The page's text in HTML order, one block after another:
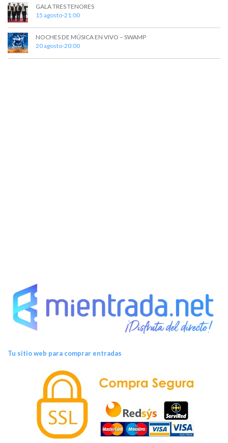
GALA TRES TENORES
15 agosto-21:00
NOCHES DE MÚSICA EN VIVO – SWAMP
20 agosto-20:00
Tu sitio web para comprar entradas